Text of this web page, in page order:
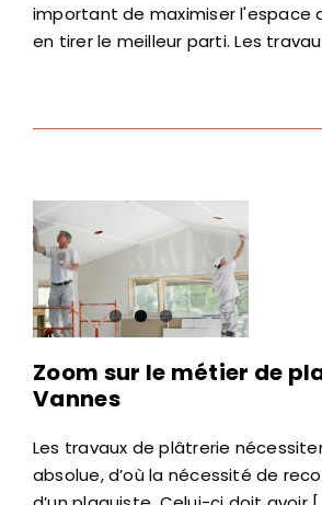
important de maximiser l'espace
en tirer le meilleur parti. Les
Zoom sur le métier de
Vannes
Les travaux de plâtrerie
absolue, d’où la nécessité de